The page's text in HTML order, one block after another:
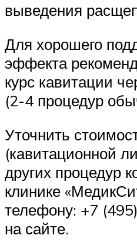
выведения
Для хорошего
эффекта
курс кавитации
(2-4 процедур
Уточнить
(кавитационной
других процедур
клинике
телефону: +7
на сайте.